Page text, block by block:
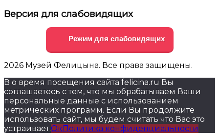
Версия для слабовидящих
Режим для слабовидящих
2026 Музей Фелицына. Все права защищены.
В о время посещения сайта felicina.ru Вы
соглашаетесь с тем, что мы обрабатываем Ваши
персональные данные с использованием
метрических программ. Если Вы продолжите
использовать сайт, мы будем считать что Вас это
устраивает.ОкПолитика конфиденциальности